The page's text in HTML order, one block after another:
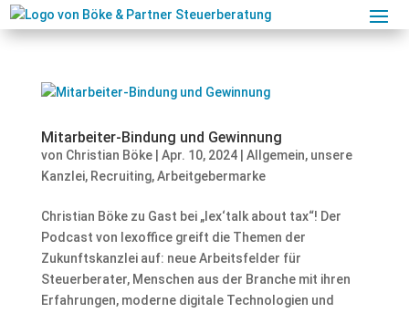
Mitarbeiter-Bindung und Gewinnung
von Christian Böke| Apr. 10, 2024| Allgemein, unsere
Kanzlei, Recruiting,Arbeitgebermarke
Christian Böke zu Gast bei „lex‘talk about tax“! Der
Podcast von lexoffice greift die Themen der
Zukunftskanzlei auf: neue Arbeitsfelder für
Steuerberater, Menschen aus der Branche mit ihren
Erfahrungen, moderne digitale Technologien und